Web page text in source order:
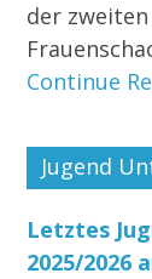
der
Continue
Jugend
Letztes
2025/2026